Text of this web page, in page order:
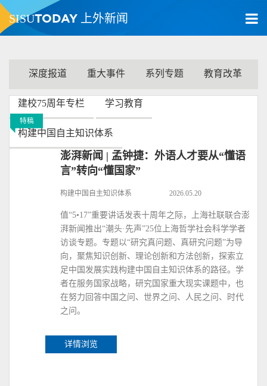
SISUTODAY 上外新闻
深度报道 重大事件 系列专题 教育改革
建校75周年专栏 学习教育
构建中国自主知识体系
特稿
澎湃新闻 | 孟钟捷：外语人才要从“懂语
言”转向“懂国家”
构建中国自主知识体系 2026.05.20
值“5•17”重要讲话发表十周年之际，上海社联联合澎
湃新闻推出“潮头·先声”25位上海哲学社会科学学者
访谈专题。专题以“研究真问题、真研究问题”为导
向，聚焦知识创新、理论创新和方法创新，探索立
足中国发展实践构建中国自主知识体系的路径。学
者在服务国家战略，研究国家重大现实课题中，也
在努力回答中国之问、世界之问、人民之问、时代
之问。
详情浏览